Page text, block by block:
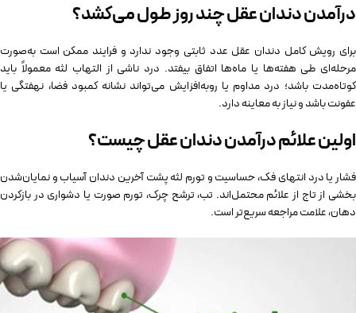
درآمدن دندان عقل چند روز طول می‌کشد؟
برای رویش کامل دندان عقل عدد ثابتی وجود ندارد و فرایند ممکن است به‌صورت
مرحله‌ای طی هفته‌ها یا ماه‌ها اتفاق بیفتد. درد ناشی از التهاب لثه معمولاً باید
کوتاه‌مدت باشد؛ درد مداوم یا رو‌به‌افزایش می‌تواند نشانه کمبود فضا، نهفتگی یا
عفونت باشد و نیاز به معاینه دارد.
اولین علائم درآمدن دندان عقل چیست؟
فشار یا درد انتهای فک، حساسیت و تورم لثه پشت آخرین دندان آسیاب و نمایان‌شدن
بخشی از تاج از علائم محتمل‌اند. تب، ترشح چرک، تورم صورت یا دشواری در بازکردن
دهان، علامت مراجعه سریع‌تر است.